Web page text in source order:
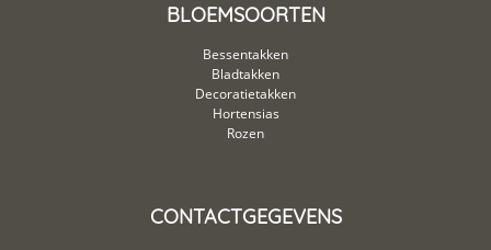
BLOEMSOORTEN
Bessentakken
Bladtakken
Decoratietakken
Hortensias
Rozen
CONTACTGEGEVENS